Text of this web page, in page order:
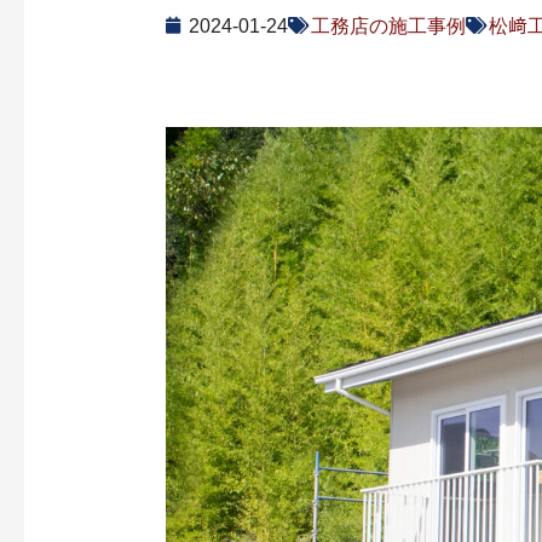
2024-01-24 工務店の施工事例 松﨑